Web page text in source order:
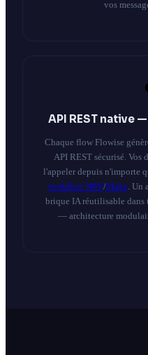
vos
API REST native
Chaque flow Flowise
API REST sécurisé. Vos
l'appeler depuis n'importe
workflow N8N/Make. Un
brique IA réutilisable
— architecture